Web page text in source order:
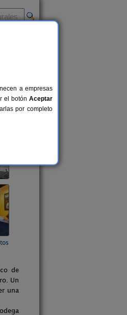
de
Un
una
a empresas
el botón Aceptar
por completo